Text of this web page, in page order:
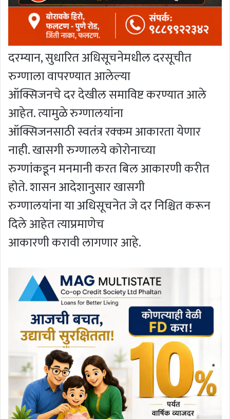
दरम्यान, सुधारित अधिसूचनेमधील दरसूचीत
रुग्णाला वापरण्यात आलेल्या
ऑक्सिजनचे दर देखील समाविष्ट करण्यात आले
आहेत. त्यामुळे रुग्णालयांना
ऑक्सिजनसाठी स्वतंत्र रक्कम आकारता येणार
नाही. खासगी रुग्णालये कोरोनाच्या
रुग्णांकडून मनमानी करत बिल आकारणी करीत
होते. शासन आदेशानुसार खासगी
रुग्णालयांना या अधिसूचनेत जे दर निश्चित करून
दिले आहेत त्याप्रमाणेच
आकारणी करावी लागणार आहे.